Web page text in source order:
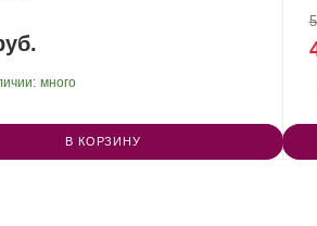
много
В КОРЗИНУ